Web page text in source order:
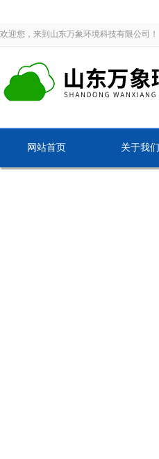
欢迎您，来到山东万象环境科技有限公司！
网站首页 关于我们